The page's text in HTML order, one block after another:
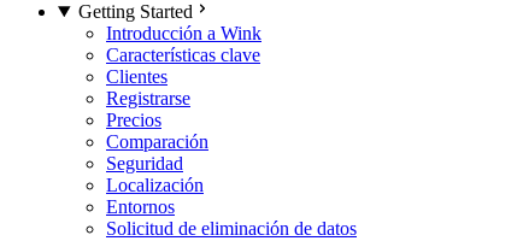
Getting Started
Introducción a Wink
Características clave
Clientes
Registrarse
Precios
Comparación
Seguridad
Localización
Entornos
Solicitud de eliminación de datos